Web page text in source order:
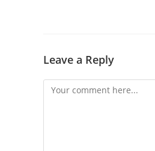
Leave a Reply
Comment